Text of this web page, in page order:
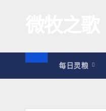
容
每日灵粮